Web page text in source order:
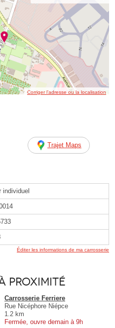
Corriger l’adresse ou la localisation
Trajet Maps
individuel
Éditer les informations de ma carrosserie
proximité
Carrosserie Ferriere
Rue Nicéphore Niépce
1.2 km
Fermée, ouvre demain à 9h